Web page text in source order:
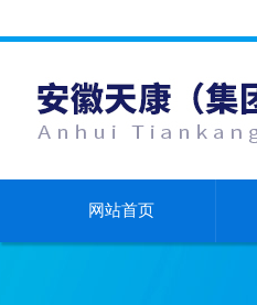
网站首页